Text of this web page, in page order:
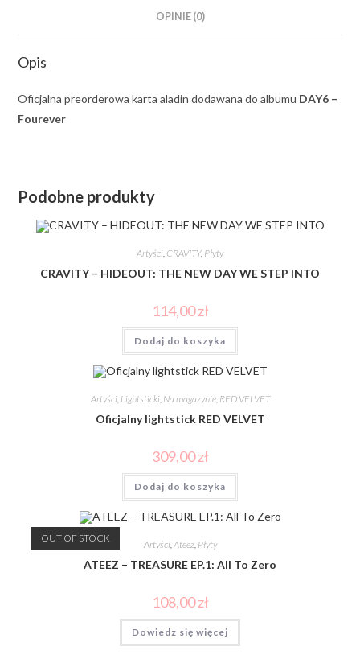
OPINIE (0)
Opis
Oficjalna preorderowa karta aladin dodawana do albumu DAY6 –
Fourever
Podobne produkty
Artyści, CRAVITY, Płyty
CRAVITY – HIDEOUT: THE NEW DAY WE STEP INTO
114,00zł
Dodaj do koszyka
Artyści, Lightsticki, Na magazynie, RED VELVET
Oficjalny lightstick RED VELVET
309,00zł
Dodaj do koszyka
OUT OF STOCK
Artyści,Ateez, Płyty
ATEEZ – TREASURE EP.1: All To Zero
108,00zł
Dowiedz się więcej